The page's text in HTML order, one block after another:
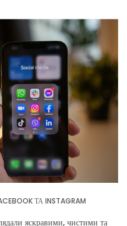
ТА INSTAGRAM
яскравими, чистими та